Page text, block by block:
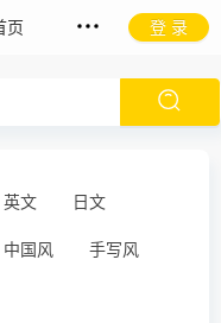
页 登 录
英文 日文
中国风 手写风